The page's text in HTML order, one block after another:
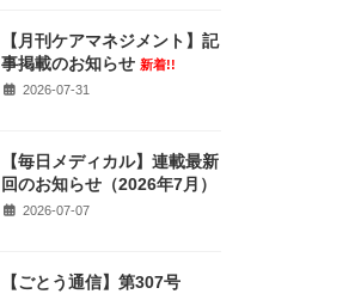
【月刊ケアマネジメント】記
事掲載のお知らせ 新着!!
2026-07-31
【毎日メディカル】連載最新
回のお知らせ（2026年7月）
2026-07-07
【ごとう通信】第307号